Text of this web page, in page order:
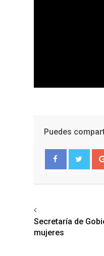
Puedes
Secretaría de
mujeres